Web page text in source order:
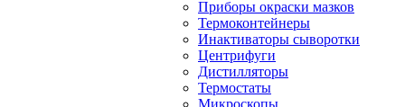
Приборы окраски мазков
Термоконтейнеры
Инактиваторы сыворотки
Центрифуги
Дистилляторы
Термостаты
Микроскопы